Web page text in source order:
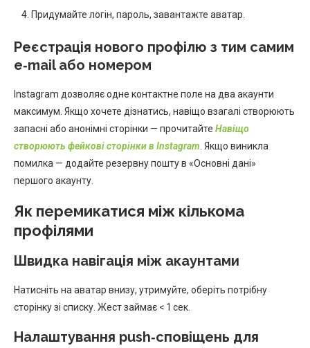
Придумайте логін, пароль, завантажте аватар.
Реєстрація нового профілю з тим самим
e‑mail або номером
Instagram дозволяє одне контактне поле на два акаунти
максимум. Якщо хочете дізнатись, навіщо взагалі створюють
запасні або анонімні сторінки — прочитайте Навіщо
створюють фейкові сторінки в Instagram . Якщо виникла
помилка — додайте резервну пошту в «Основні дані»
першого акаунту.
Як перемикатися між кількома
профілями
Швидка навігація між акаунтами
Натисніть на аватар внизу, утримуйте, оберіть потрібну
сторінку зі списку. Жест займає < 1 сек.
Налаштування push‑сповіщень для